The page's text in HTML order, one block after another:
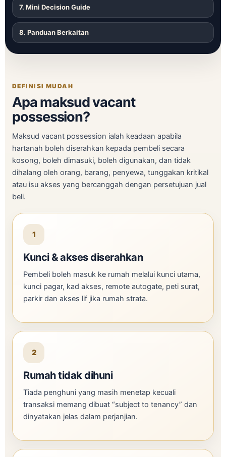
7. Mini Decision Guide
8. Panduan Berkaitan
DEFINISI MUDAH
Apa maksud vacant
possession?
Maksud vacant possession ialah keadaan apabila
hartanah boleh diserahkan kepada pembeli secara
kosong, boleh dimasuki, boleh digunakan, dan tidak
dihalang oleh orang, barang, penyewa, tunggakan kritikal
atau isu akses yang bercanggah dengan persetujuan jual
beli.
1
Kunci & akses diserahkan
Pembeli boleh masuk ke rumah melalui kunci utama,
kunci pagar, kad akses, remote autogate, peti surat,
parkir dan akses lif jika rumah strata.
2
Rumah tidak dihuni
Tiada penghuni yang masih menetap kecuali
transaksi memang dibuat “subject to tenancy” dan
dinyatakan jelas dalam perjanjian.